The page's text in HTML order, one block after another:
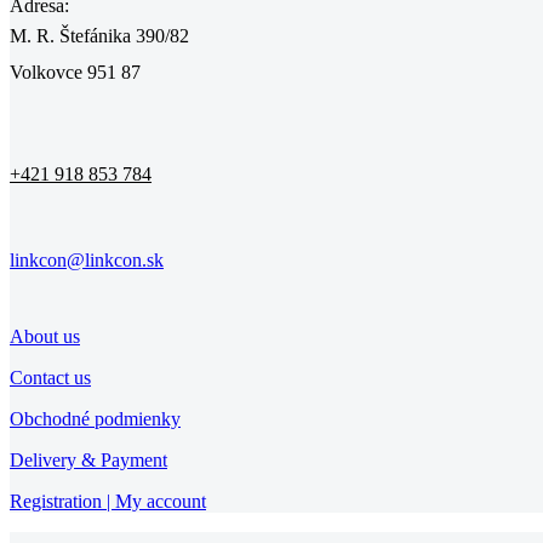
Adresa:
M. R. Štefánika 390/82
Volkovce 951 87
+421 918 853 784
linkcon@linkcon.sk
About us
Contact us
Obchodné podmienky
Delivery & Payment
Registration | My account